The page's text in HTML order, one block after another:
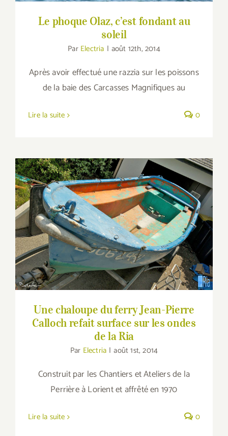
Le phoque Olaz, c’est fondant au
soleil
Par Electria | août 12th, 2014
Après avoir effectué une razzia sur les poissons
de la baie des Carcasses Magnifiques au
Lire la suite 0
Une chaloupe du ferry Jean-Pierre Calloch
refait surface sur les ondes de la Ria
Une chaloupe du ferry Jean-Pierre
Calloch refait surface sur les ondes
de la Ria
Par Electria | août 1st, 2014
Construit par les Chantiers et Ateliers de la
Perrière à Lorient et affrêté en 1970
Lire la suite 0